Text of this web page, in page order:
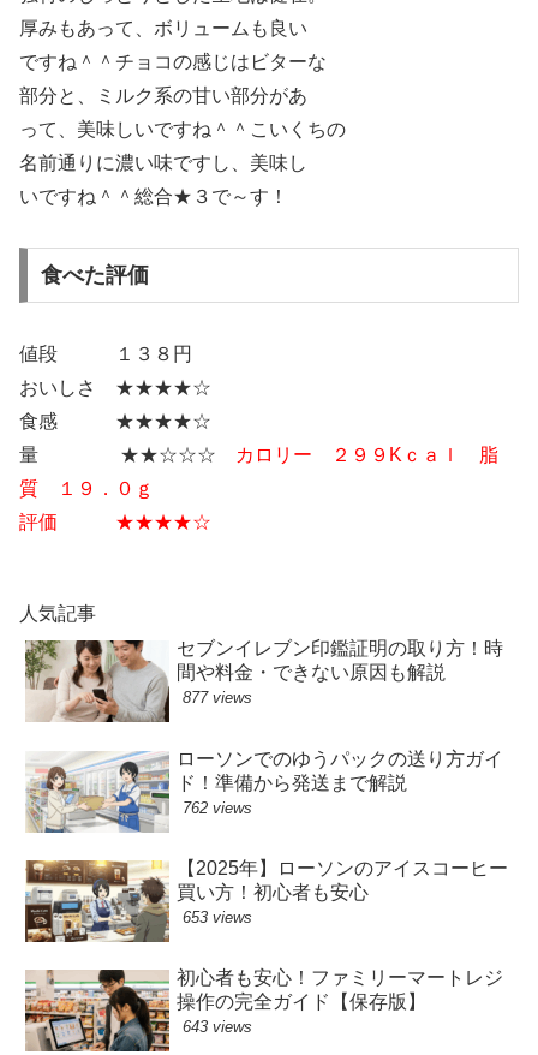
厚みもあって、ボリュームも良い
ですね＾＾チョコの感じはビターな
部分と、ミルク系の甘い部分があ
って、美味しいですね＾＾こいくちの
名前通りに濃い味ですし、美味し
いですね＾＾総合★３で～す！
食べた評価
値段 １３８円
おいしさ ★★★★☆
食感 ★★★★☆
量 ★★☆☆☆
カロリー ２９９Kｃａｌ 脂
質 １９．０ｇ
評価 ★★★★☆
人気記事
セブンイレブン印鑑証明の取り方！時
間や料金・できない原因も解説
877 views
ローソンでのゆうパックの送り方ガイ
ド！準備から発送まで解説
762 views
【2025年】ローソンのアイスコーヒー
買い方！初心者も安心
653 views
初心者も安心！ファミリーマートレジ
操作の完全ガイド【保存版】
643 views